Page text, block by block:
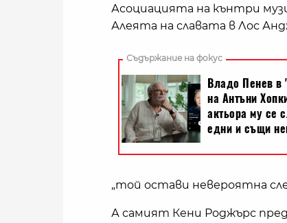
Асоциацията на кънтри
Алеята на славата в Лос
„той остави невероятна
А самият Кени Роджърс